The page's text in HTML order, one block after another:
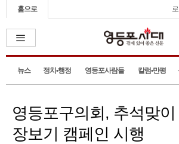
홈으로
뉴스 정치•행정 영등포사람들 칼럼•만평
영등포구의회, 추석맞
장보기 캠페인 시행